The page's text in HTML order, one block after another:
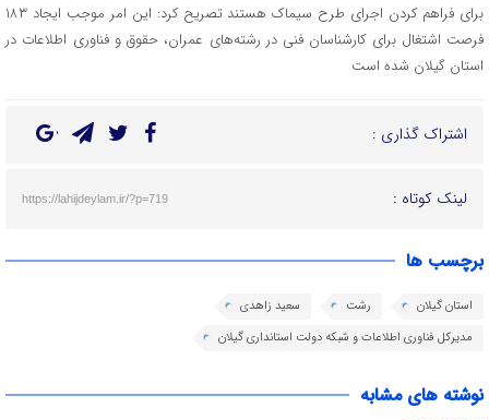
برای فراهم کردن اجرای طرح سیماک هستند تصریح کرد: این امر موجب ایجاد ۱۸۳
فرصت اشتغال برای کارشناسان فنی در رشته‌های عمران، حقوق و فناوری اطلاعات در
استان گیلان شده است
اشتراک گذاری :
لینک کوتاه : https://lahijdeylam.ir/?p=719
برچسب ها
استان گیلان رشت
سعید زاهدی
مدیرکل فناوری اطلاعات و شبکه دولت استانداری گیلان
نوشته های مشابه